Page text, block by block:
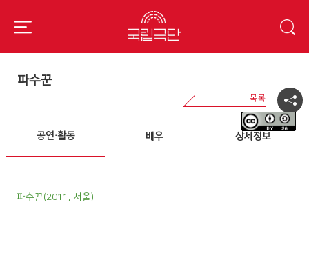
파수꾼
공연·활동 배우 상세정보
파수꾼(2011, 서울)